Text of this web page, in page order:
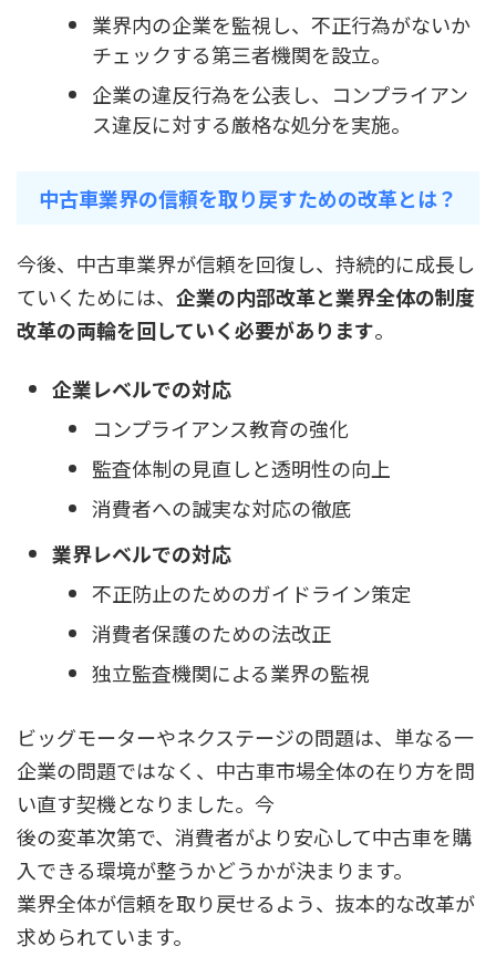
業界内の企業を監視し、不正行為がないか
チェックする第三者機関を設立。
企業の違反行為を公表し、コンプライアン
ス違反に対する厳格な処分を実施。
中古車業界の信頼を取り戻すための改革とは？
今後、中古車業界が信頼を回復し、持続的に成長し
ていくためには、 企業の内部改革と業界全体の制度
改革の両輪を回していく必要があります。
企業レベルでの対応
コンプライアンス教育の強化
監査体制の見直しと透明性の向上
消費者への誠実な対応の徹底
業界レベルでの対応
不正防止のためのガイドライン策定
消費者保護のための法改正
独立監査機関による業界の監視
ビッグモーターやネクステージの問題は、単なる一
企業の問題ではなく、中古車市場全体の在り方を問
い直す契機となりました。今
後の変革次第で、消費者がより安心して中古車を購
入できる環境が整うかどうかが決まります。
業界全体が信頼を取り戻せるよう、抜本的な改革が
求められています。